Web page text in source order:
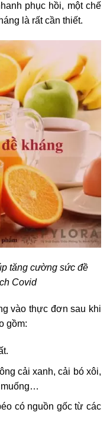
phục hồi, một chế
là rất cần thiết.
tăng cường sức đề
Covid
vào thực đơn sau khi
gồm:
cải xanh, cải bó xôi,
muống…
có nguồn gốc từ các